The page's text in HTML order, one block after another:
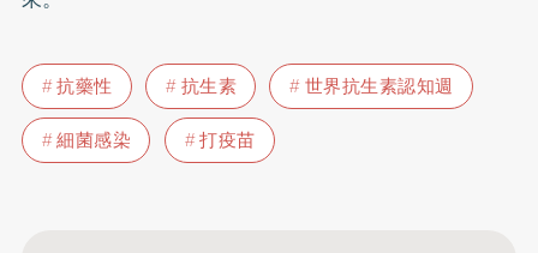
抗藥性 抗生素
世界抗生素認知週
細菌感染
打疫苗